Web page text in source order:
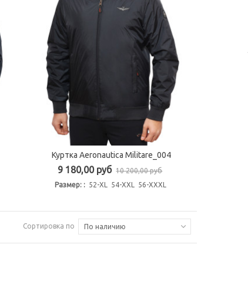
Быстрый просмотр
Куртка Aeronautica Militare_004
9 180,00 руб 10 200,00 руб
Размер: : 52-XL 54-XXL 56-XXXL
Сортировка по По наличию